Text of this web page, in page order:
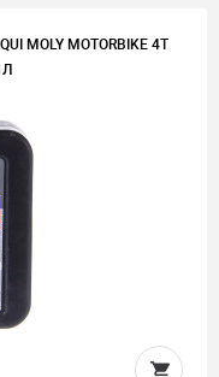
MOLY MOTORBIKE 4T